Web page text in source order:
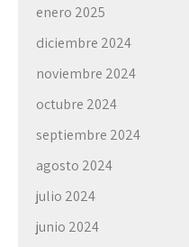
enero 2025
diciembre 2024
noviembre 2024
octubre 2024
septiembre 2024
agosto 2024
julio 2024
junio 2024